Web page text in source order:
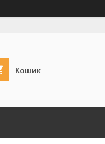
Кошик